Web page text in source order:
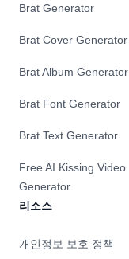
Brat Generator
Brat Cover Generator
Brat Album Generator
Brat Font Generator
Brat Text Generator
Free AI Kissing Video
Generator
리소스
개인정보 보호 정책